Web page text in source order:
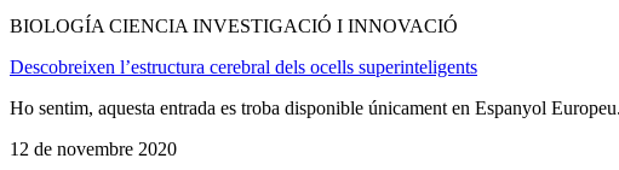
BIOLOGÍA CIENCIA INVESTIGACIÓ I INNOVACIÓ
Descobreixen l’estructura cerebral dels ocells superinteligents
Ho sentim, aquesta entrada es troba disponible únicament en Espanyol Europeu.
12 de novembre 2020